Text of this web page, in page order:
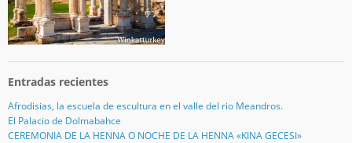
Entradas recientes
Afrodisias, la escuela de escultura en el valle del rio Meandros.
El Palacio de Dolmabahce
CEREMONIA DE LA HENNA O NOCHE DE LA HENNA «KINA GECESI»